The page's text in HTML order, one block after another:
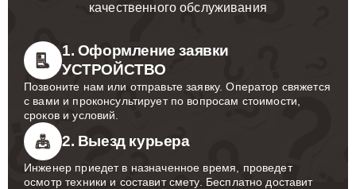
качественного обслуживания
1. Оформление заявки
УСТРОЙСТВО
Позвоните нам или отправьте заявку. Оператор свяжется
с вами и проконсультирует по вопросам стоимости,
сроков и условий.
2. Выезд курьера
Инженер приедет в назначенное время, проведет
осмотр техники и составит смету. Бесплатно доставит